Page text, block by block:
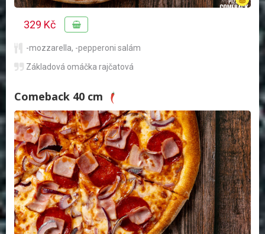
329 Kč
-mozzarella, -pepperoni salám
Základová omáčka rajčatová
Comeback 40 cm